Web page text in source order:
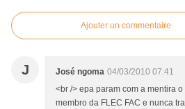
Ajouter un commentaire
J José ngoma 04/03/2010 07:41
<br /> epa param com a mentira
membro da FLEC FAC e nunca